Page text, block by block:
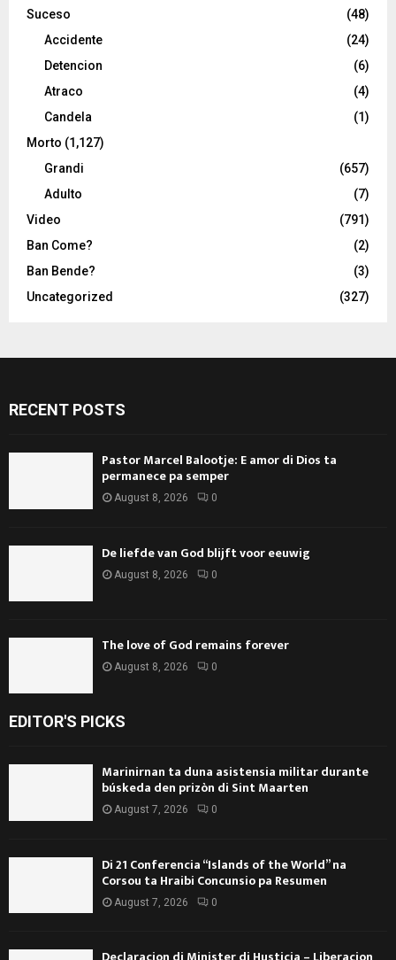
Suceso
(48)
Accidente
(24)
Detencion
(6)
Atraco
(4)
Candela
(1)
Morto (1,127)
Grandi
(657)
Adulto
(7)
Video
(791)
Ban Come?
(2)
Ban Bende?
(3)
Uncategorized
(327)
RECENT POSTS
Pastor Marcel Balootje: E amor di Dios ta
permanece pa semper
August 8, 2026 0
De liefde van God blijft voor eeuwig
August 8, 2026 0
The love of God remains forever
August 8, 2026 0
EDITOR'S PICKS
Marinirnan ta duna asistensia militar durante
búskeda den prizòn di Sint Maarten
August 7, 2026 0
Di 21 Conferencia “Islands of the World” na
Corsou ta Hraibi Concunsio pa Resumen
August 7, 2026 0